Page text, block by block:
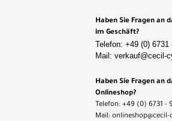
Haben Sie Fragen an
im Geschäft?
Telefon: +49 (0) 6731
Mail: verkauf@cecil-
Haben Sie Fragen an
Onlineshop?
Telefon: +49 (0) 6731 -
Mail: onlineshop@cecil-